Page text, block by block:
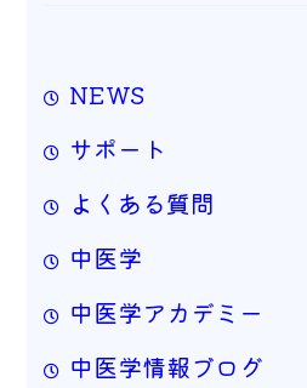
NEWS
サポート
よくある質問
中医学
中医学アカデミー
中医学情報ブログ